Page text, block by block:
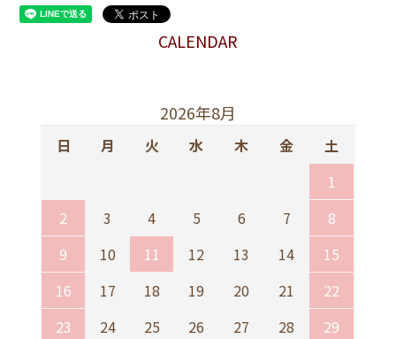
CALENDAR
2026年8月
日 月 火 水 木 金
土
1
2
3 4 5 6 7
8
9
10 11 12 13 14
15
16
17 18 19 20 21
22
23
24 25 26 27 28
29